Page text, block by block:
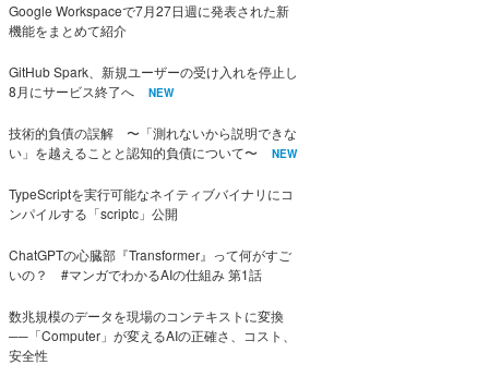
Google Workspaceで7月27日週に発表された新
機能をまとめて紹介
GitHub Spark、新規ユーザーの受け入れを停止し
8月にサービス終了へ
NEW
技術的負債の誤解 〜「測れないから説明できな
い」を越えることと認知的負債について〜
NEW
TypeScriptを実行可能なネイティブバイナリにコ
ンパイルする「scriptc」公開
ChatGPTの心臓部『Transformer』って何がすご
いの？ #マンガでわかるAIの仕組み 第1話
数兆規模のデータを現場のコンテキストに変換
──「Computer」が変えるAIの正確さ、コスト、
安全性